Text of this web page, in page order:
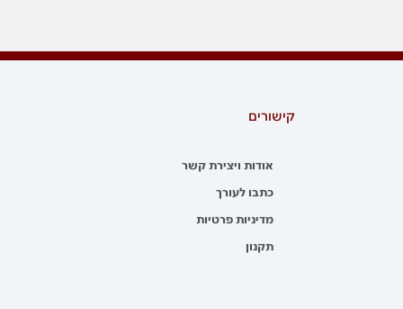
קישורים
אודות ויצירת קשר
כתבו לעורך
מדיניות פרטיות
תקנון